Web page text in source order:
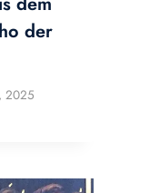
der
2025